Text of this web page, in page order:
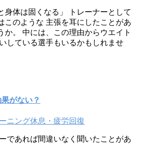
身体は固くなる」 トレーナーとして
このような 主張を耳にしたことがあ
か。 中には、この理由からウエイト
している選手もいるかもしれませ
がない？
ニング休息・疲労回復
であれば間違いなく聞いたことがあ